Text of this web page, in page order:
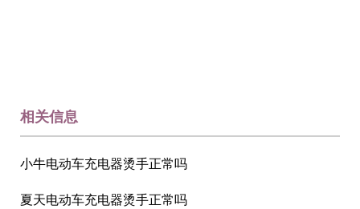
相关信息
小牛电动车充电器烫手正常吗
夏天电动车充电器烫手正常吗